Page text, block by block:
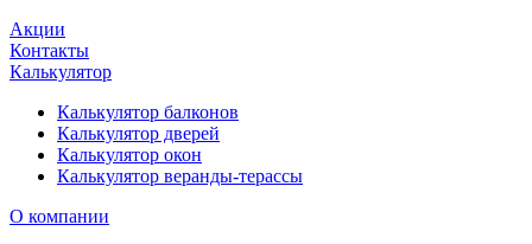
Акции
Контакты
Калькулятор
Калькулятор балконов
Калькулятор дверей
Калькулятор окон
Калькулятор веранды-терассы
О компании